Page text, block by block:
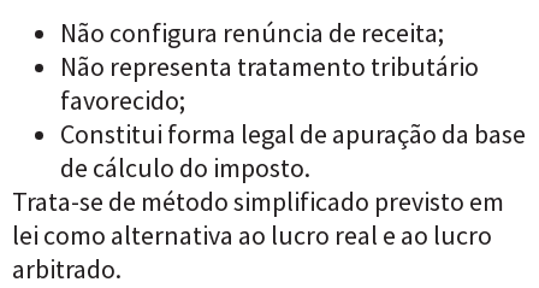
Não configura renúncia de receita;
Não representa tratamento tributário
favorecido;
Constitui forma legal de apuração da base
de cálculo do imposto.
Trata-se de método simplificado previsto em
lei como alternativa ao lucro real e ao lucro
arbitrado.